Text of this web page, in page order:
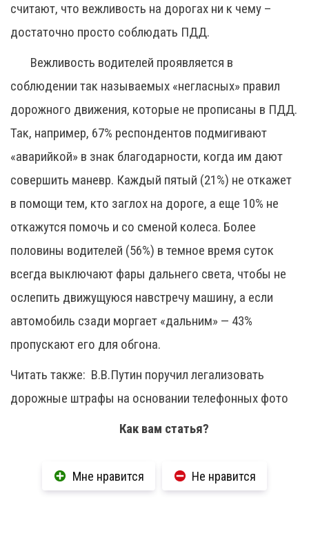
считают, что вежливость на дорогах ни к чему –
достаточно просто соблюдать ПДД.
Вежливость водителей проявляется в
соблюдении так называемых «негласных» правил
дорожного движения, которые не прописаны в ПДД.
Так, например, 67% респондентов подмигивают
«аварийкой» в знак благодарности, когда им дают
совершить маневр. Каждый пятый (21%) не откажет
в помощи тем, кто заглох на дороге, а еще 10% не
откажутся помочь и со сменой колеса. Более
половины водителей (56%) в темное время суток
всегда выключают фары дальнего света, чтобы не
ослепить движущуюся навстречу машину, а если
автомобиль сзади моргает «дальним» — 43%
пропускают его для обгона.
Читать также: В.В.Путин поручил легализовать
дорожные штрафы на основании телефонных фото
Как вам статья?
Мне нравится Не нравится